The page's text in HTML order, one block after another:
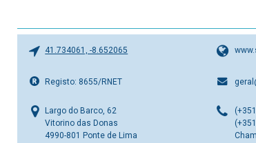
41.734061, -8.652065
Registo: 8655/RNET
Largo do Barco, 62
Vitorino das Donas
4990-801 Ponte de Lima